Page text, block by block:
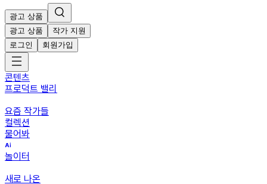
광고 상품
광고 상품
작가 지원
로그인
회원가입
콘텐츠
프로덕트 밸리
요즘 작가들
컬렉션
물어봐
놀이터
새로 나온